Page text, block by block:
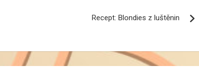
Recept: Blondies z luštěnin